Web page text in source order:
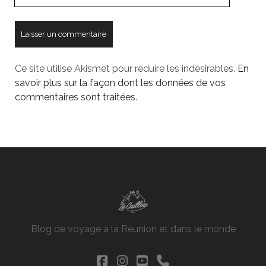
votre
Ce site utilise Akismet pour réduire les indésirables. En
savoir plus sur la façon dont les données de vos
commentaires sont traitées.
Blog de voyage à la Réunion et dans le monde
facebook
instagram
youtube
phone